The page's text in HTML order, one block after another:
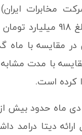
مخابرات
1401 حدود مبلغ 918
با مدت
دیتا درامد